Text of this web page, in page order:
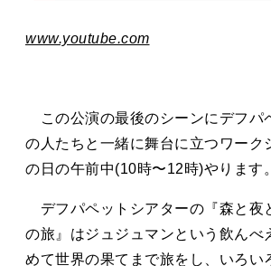
www.youtube.com
この公演の最後のシーンにデフパ
の人たちと一緒に舞台に立つワーク
の日の午前中(10時〜12時)やります。
デフパペットシアターの『森と夜
の旅』はジュジュマンという飲んべ
めて世界の果てまで旅をし、いろい